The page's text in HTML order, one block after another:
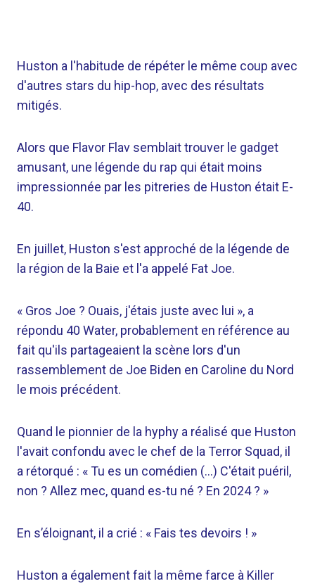
Huston a l'habitude de répéter le même coup avec
d'autres stars du hip-hop, avec des résultats
mitigés.
Alors que Flavor Flav semblait trouver le gadget
amusant, une légende du rap qui était moins
impressionnée par les pitreries de Huston était E-
40.
En juillet, Huston s'est approché de la légende de
la région de la Baie et l'a appelé Fat Joe.
« Gros Joe ? Ouais, j'étais juste avec lui », a
répondu 40 Water, probablement en référence au
fait qu'ils partageaient la scène lors d'un
rassemblement de Joe Biden en Caroline du Nord
le mois précédent.
Quand le pionnier de la hyphy a réalisé que Huston
l'avait confondu avec le chef de la Terror Squad, il
a rétorqué : « Tu es un comédien (…) C'était puéril,
non ? Allez mec, quand es-tu né ? En 2024 ? »
En s’éloignant, il a crié : « Fais tes devoirs ! »
Huston a également fait la même farce à Killer